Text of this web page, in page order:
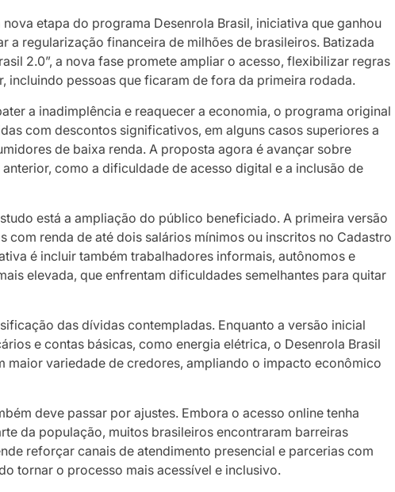
etapa do programa Desenrola Brasil, iniciativa que ganhou
a regularização financeira de milhões de brasileiros. Batizada
2.0”, a nova fase promete ampliar o acesso, flexibilizar regras
incluindo pessoas que ficaram de fora da primeira rodada.
a inadimplência e reaquecer a economia, o programa original
com descontos significativos, em alguns casos superiores a
de baixa renda. A proposta agora é avançar sobre
como a dificuldade de acesso digital e a inclusão de
está a ampliação do público beneficiado. A primeira versão
renda de até dois salários mínimos ou inscritos no Cadastro
é incluir também trabalhadores informais, autônomos e
elevada, que enfrentam dificuldades semelhantes para quitar
das dívidas contempladas. Enquanto a versão inicial
e contas básicas, como energia elétrica, o Desenrola Brasil
maior variedade de credores, ampliando o impacto econômico
deve passar por ajustes. Embora o acesso online tenha
da população, muitos brasileiros encontraram barreiras
reforçar canais de atendimento presencial e parcerias com
tornar o processo mais acessível e inclusivo.